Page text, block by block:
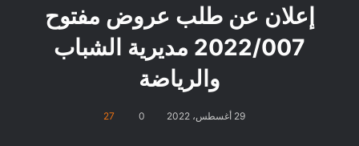
إعلان عن طلب عروض مفتوح
2022/007 مديرية الشباب
والرياضة
29 أغسطس، 2022 0
27